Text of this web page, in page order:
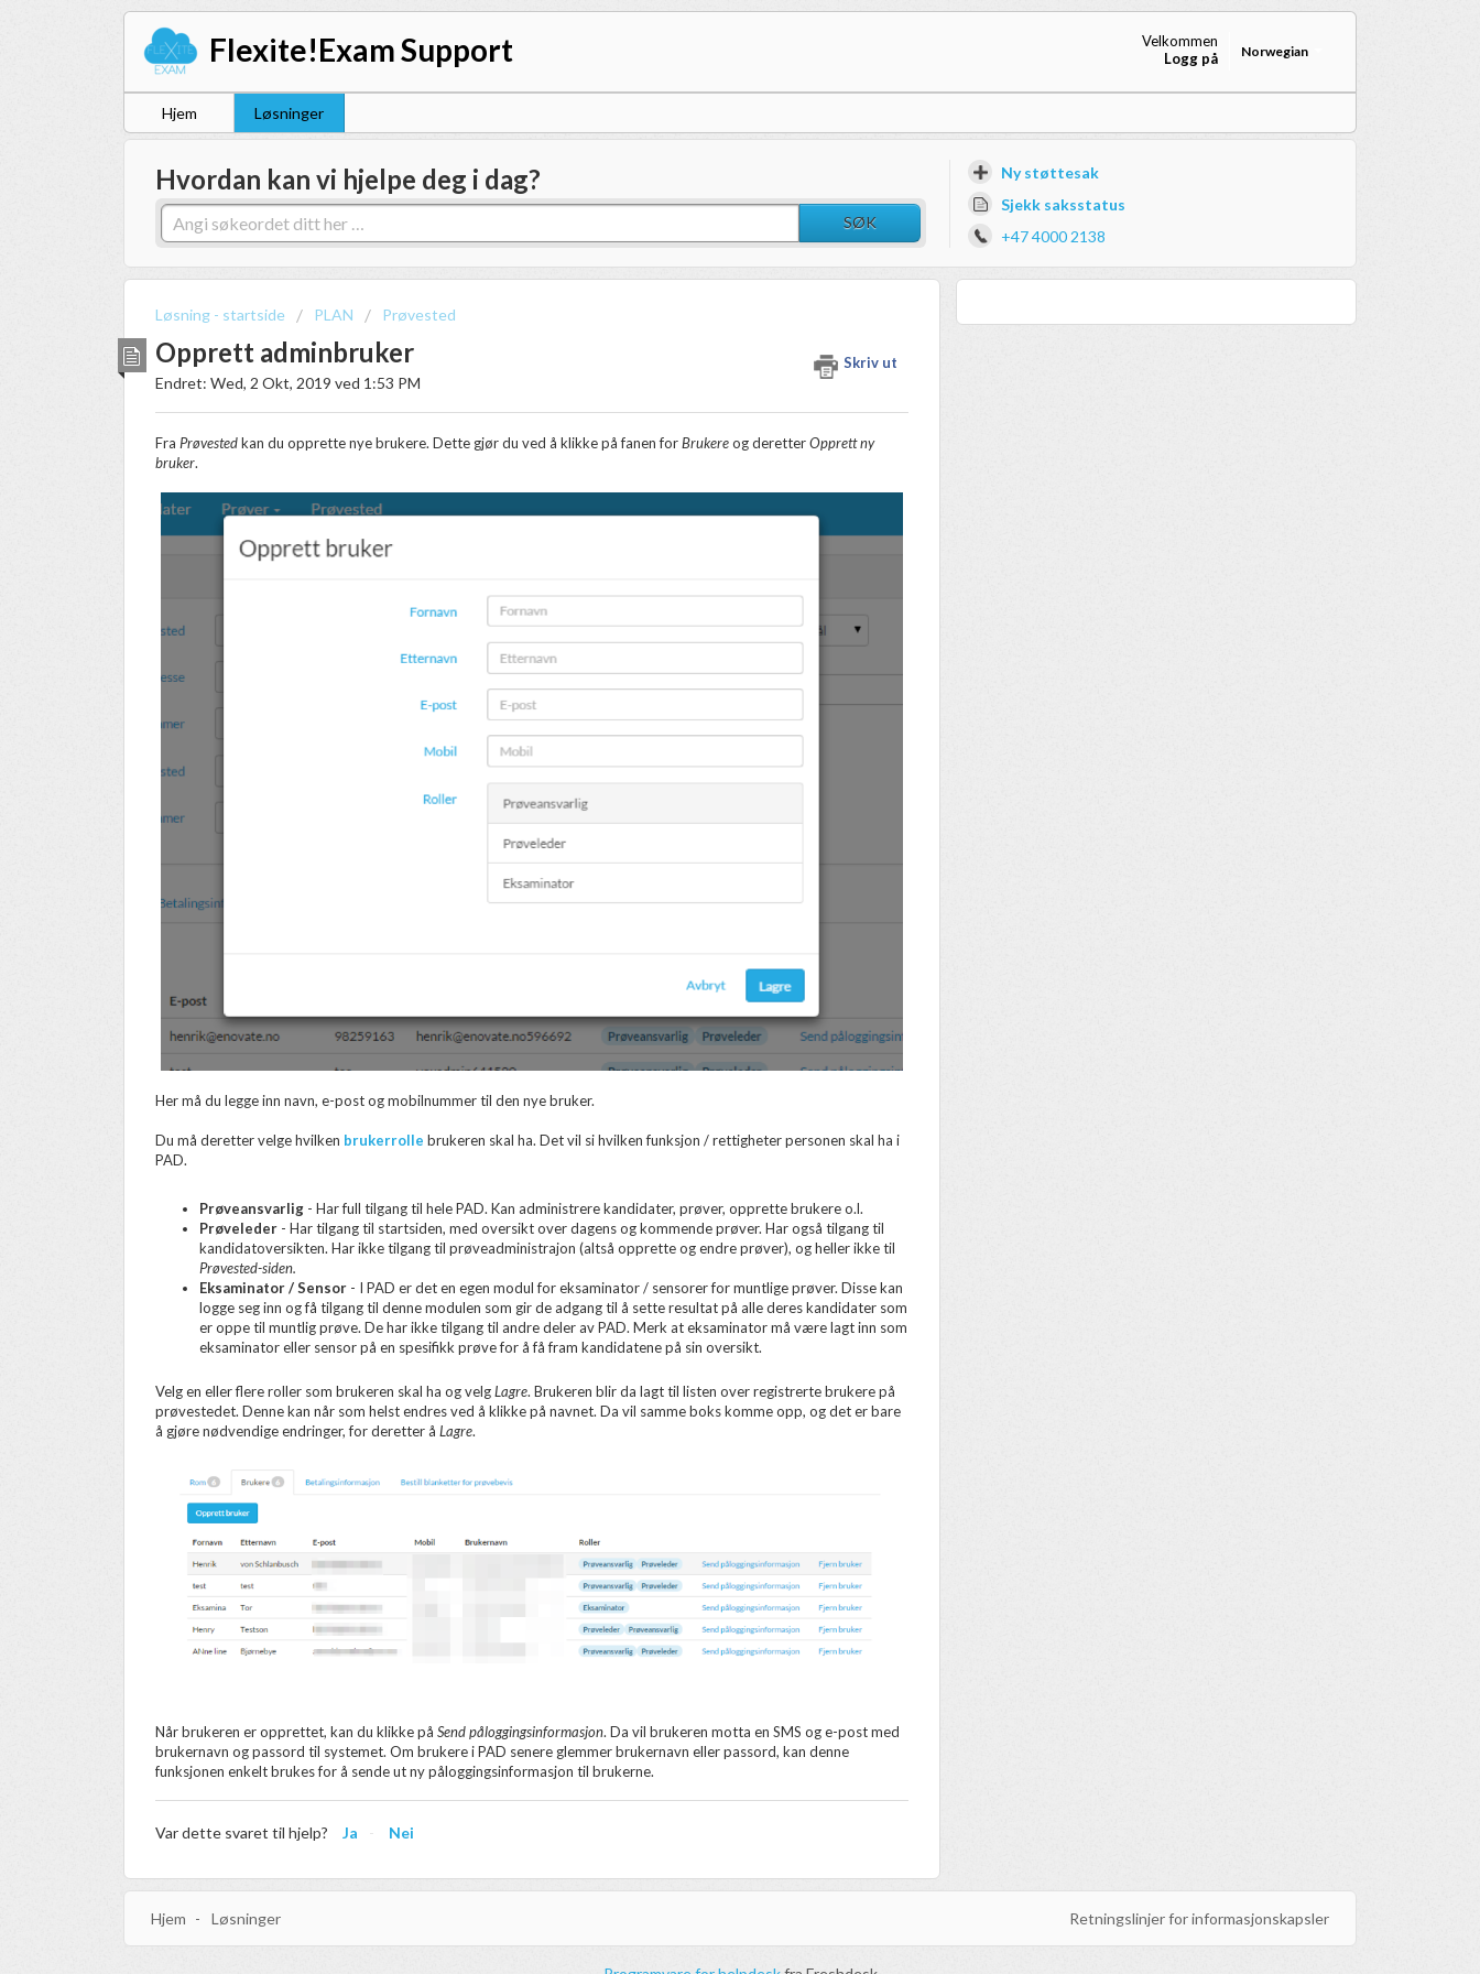
Flexite!Exam Support Norwegian
Velkommen
Logg på
Hjem Løsninger
Hvordan kan vi hjelpe deg i dag?
SØK
Ny støttesak
Sjekk saksstatus
+47 4000 2138
Løsning - startside PLAN Prøvested
Opprett adminbruker Skriv ut
Endret: Wed, 2 Okt, 2019 ved 1:53 PM
Fra Prøvestedkan du opprette nye brukere. Dette gjør du ved å klikke på fanen forBrukereog deretterOpprett ny
bruker.
Her må du legge inn navn, e-post og mobilnummer til den nye bruker.
Du må deretter velge hvilken brukerrolle brukeren skal ha. Det vil si hvilken funksjon / rettigheter personen skal ha i
PAD.
Prøveansvarlig - Har full tilgang til hele PAD. Kan administrere kandidater, prøver, opprette brukere o.l.
Prøveleder - Har tilgang til startsiden, med oversikt over dagens og kommende prøver. Har også tilgang til
kandidatoversikten. Har ikke tilgang til prøveadministrajon (altså opprette og endre prøver), og heller ikke til
Prøvested-siden.
Eksaminator / Sensor - I PAD er det en egen modul for eksaminator / sensorer for muntlige prøver. Disse kan
logge seg inn og få tilgang til denne modulen som gir de adgang til å sette resultat på alle deres kandidater som
er oppe til muntlig prøve. De har ikke tilgang til andre deler av PAD. Merk at eksaminator må være lagt inn som
eksaminator eller sensor på en spesifikk prøve for å få fram kandidatene på sin oversikt.
Velg en eller flere roller som brukeren skal ha og velgLagre. Brukeren blir da lagt til listen over registrerte brukere på
prøvestedet. Denne kan når som helst endres ved å klikke på navnet. Da vil samme boks komme opp, og det er bare
å gjøre nødvendige endringer, for deretter å Lagre.
Når brukeren er opprettet, kan du klikke på Send påloggingsinformasjon. Da vil brukeren motta en SMS og e-post med
brukernavn og passord til systemet. Om brukere i PAD senere glemmer brukernavn eller passord, kan denne
funksjonen enkelt brukes for å sende ut ny påloggingsinformasjon til brukerne.
Var dette svaret til hjelp? Ja Nei
Hjem Løsninger Retningslinjer for informasjonskapsler